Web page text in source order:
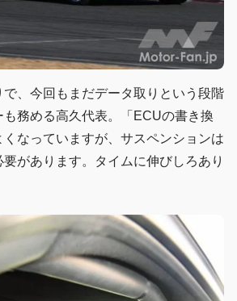
で、今回もまだデータ取りという段階
務める高久代表。「ECUの書き換
くなっていますが、サスペンションは
があります。タイムに伸びしろあり